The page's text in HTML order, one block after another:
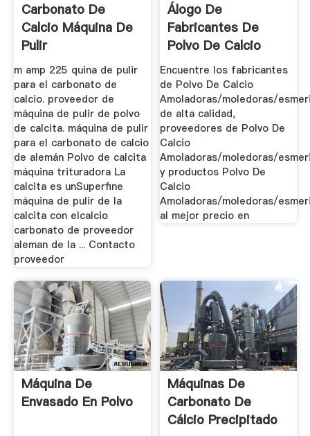
Carbonato De
Calcio Máquina De
Pulir
m amp 225 quina de pulir
para el carbonato de
calcio. proveedor de
máquina de pulir de polvo
de calcita. máquina de pulir
para el carbonato de calcio
de alemán Polvo de calcita
máquina trituradora La
calcita es unSuperfine
máquina de pulir de la
calcita con elcalcio
carbonato de proveedor
aleman de la ... Contacto
proveedor
Álogo De
Fabricantes De
Polvo De Calcio
Amoladoras ...
Encuentre los fabricantes
de Polvo De Calcio
Amoladoras/moledoras/
de alta calidad,
proveedores de Polvo De
Calcio
Amoladoras/moledoras/
y productos Polvo De
Calcio
Amoladoras/moledoras/
al mejor precio en
Máquina De
Envasado En Polvo
Máquinas De
Carbonato De
Cálcio Precipitado